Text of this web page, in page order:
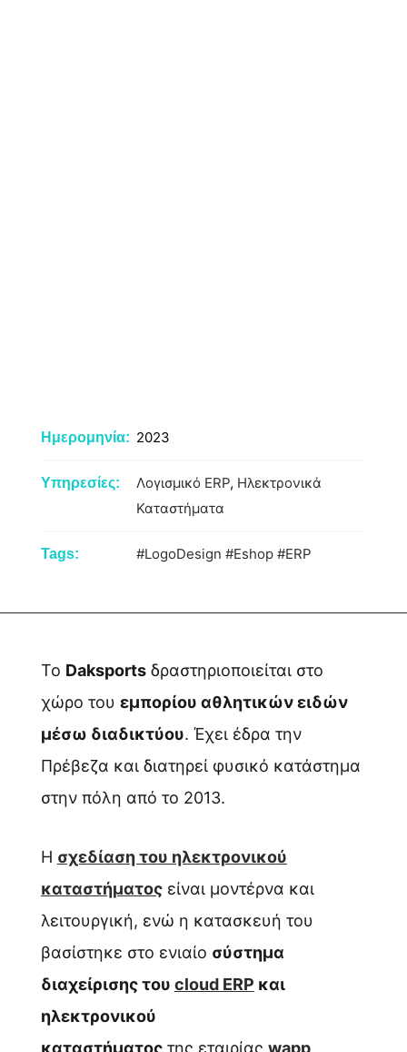
Το Daksportsδραστηριοποιείται στο
χώρο του εμπορίου αθλητικών ειδών
μέσω διαδικτύου. Έχει έδρα την
Πρέβεζα και διατηρεί φυσικό κατάστημα
στην πόλη από το 2013.
Η σχεδίαση του ηλεκτρονικού
καταστήματοςείναι μοντέρνα και
λειτουργική, ενώ η κατασκευή του
βασίστηκε στο ενιαίο σύστημα
διαχείρισης του cloud ERP και
ηλεκτρονικού
καταστήματοςτης εταιρίας wapp.
Ημερομηνία: 2023
Υπηρεσίες: Λογισμικό ERP, Ηλεκτρονικά
Καταστήματα
Tags: #LogoDesign #Eshop #ERP